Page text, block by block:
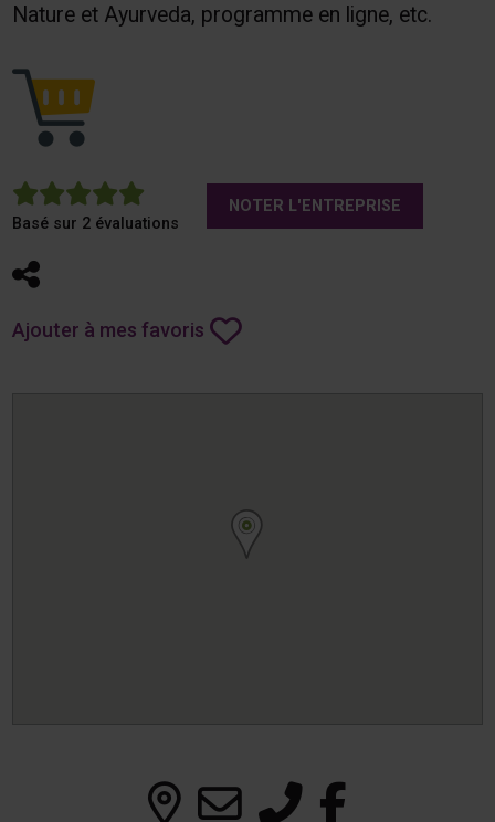
Nature et Ayurveda, programme en ligne, etc.
5
Basé sur 2 évaluations
NOTER L'ENTREPRISE
Partager
Ajouter à mes favoris